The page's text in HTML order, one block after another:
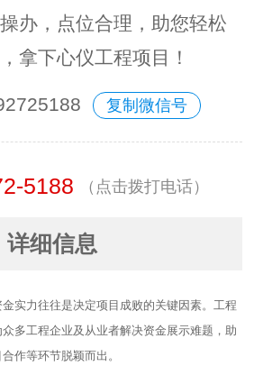
办，点位合理，助您轻松
拿下心仪工程项目！
复制微信号
5188 （点击拨打电话）
详细信息
实力往往是决定项目成败的关键因素。工程
多工程企业及从业者解决资金展示难题，助
作等环节脱颖而出。​